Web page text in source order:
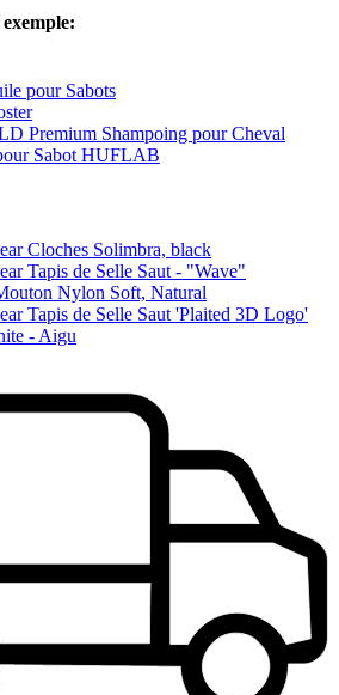
pour Sabots
Premium Shampoing pour Cheval
Sabot HUFLAB
Cloches Solimbra, black
Tapis de Selle Saut - "Wave"
Nylon Soft, Natural
Tapis de Selle Saut 'Plaited 3D Logo'
- Aigu